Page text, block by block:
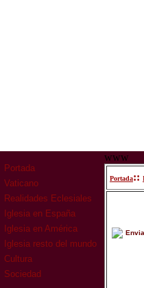
Portada
Vaticano
Realidades Eclesiales
Iglesia en España
Iglesia en América
Iglesia resto del mundo
Cultura
Sociedad
www
Portada::